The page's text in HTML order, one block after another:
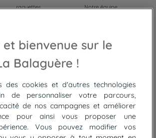
raquettes
Trek
Notre équipe
à vélo
Naxos
Reales
bienvenue sur le
Balaguère !
des cookies et d'autres technologies
de personnaliser votre parcours,
de nos campagnes et améliorer
pour ainsi vous proposer une
Vous pouvez modifier vos